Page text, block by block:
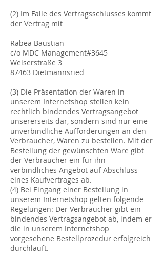
(2) Im Falle des Vertragsschlusses kommt
der Vertrag mit
Rabea Baustian
c/o MDC Management#3645
Welserstraße 3
87463 Dietmannsried
(3) Die Präsentation der Waren in
unserem Internetshop stellen kein
rechtlich bindendes Vertragsangebot
unsererseits dar, sondern sind nur eine
unverbindliche Aufforderungen an den
Verbraucher, Waren zu bestellen. Mit der
Bestellung der gewünschten Ware gibt
der Verbraucher ein für ihn
verbindliches Angebot auf Abschluss
eines Kaufvertrages ab.
(4) Bei Eingang einer Bestellung in
unserem Internetshop gelten folgende
Regelungen: Der Verbraucher gibt ein
bindendes Vertragsangebot ab, indem er
die in unserem Internetshop
vorgesehene Bestellprozedur erfolgreich
durchläuft.